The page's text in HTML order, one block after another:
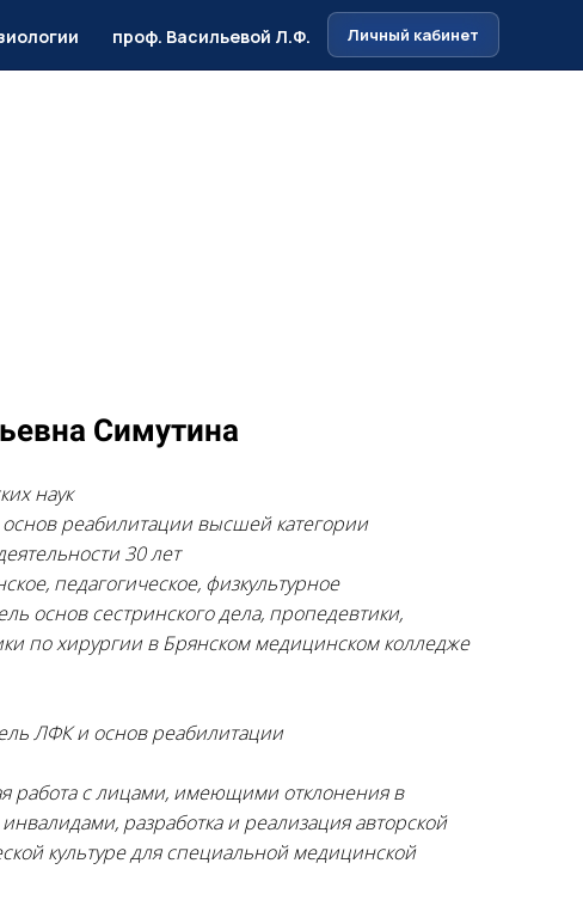
проф. Васильевой Л.Ф. Личный кабинет
Симутина
наук
реабилитации высшей категории
30 лет
педагогическое, физкультурное
основ сестринского дела, пропедевтики,
по хирургии в Брянском медицинском колледже
ЛФК и основ реабилитации
работа с лицами, имеющими отклонения в
разработка и реализация авторской
культуре для специальной медицинской